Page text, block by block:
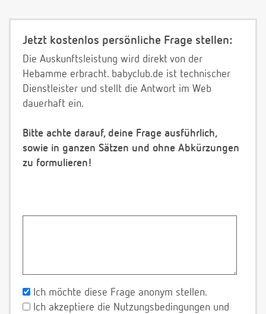
Jetzt kostenlos persönliche Frage stellen:
Die Auskunftsleistung wird direkt von der
Hebamme erbracht. babyclub.de ist technischer
Dienstleister und stellt die Antwort im Web
dauerhaft ein.
Bitte achte darauf, deine Frage ausführlich,
sowie in ganzen Sätzen und ohne Abkürzungen
zu formulieren!
Ich möchte diese Frage anonym stellen.
Ich akzeptiere die Nutzungsbedingungen und